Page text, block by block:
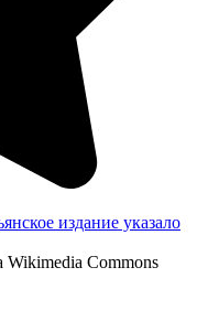
издание указало
Wikimedia Commons